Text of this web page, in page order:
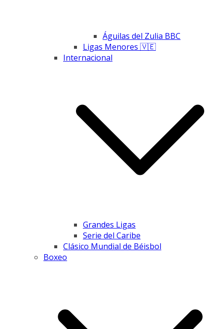
Águilas del Zulia BBC
Ligas Menores 🇻🇪
Internacional
Grandes Ligas
Serie del Caribe
Clásico Mundial de Béisbol
Boxeo